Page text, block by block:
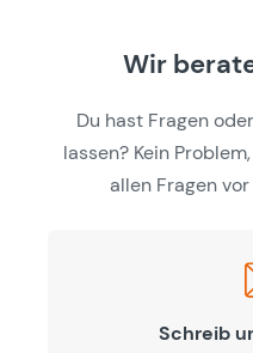
Wir
Du hast Fragen
lassen? Kein
allen Fragen
Schreib